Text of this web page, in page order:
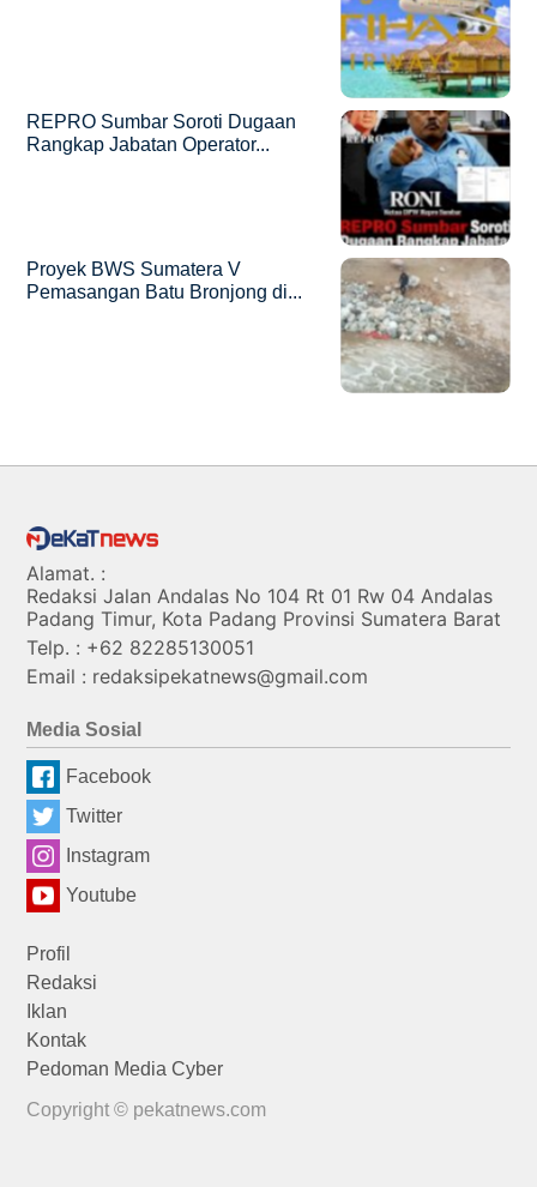
REPRO Sumbar Soroti Dugaan
Rangkap Jabatan Operator...
Proyek BWS Sumatera V
Pemasangan Batu Bronjong di...
Alamat. :
Redaksi Jalan Andalas No 104 Rt 01 Rw 04 Andalas
Padang Timur, Kota Padang Provinsi Sumatera Barat
Telp. : +62 82285130051
Email : redaksipekatnews@gmail.com
Media Sosial
Facebook
Twitter
Instagram
Youtube
Profil
Redaksi
Iklan
Kontak
Pedoman Media Cyber
Copyright © pekatnews.com